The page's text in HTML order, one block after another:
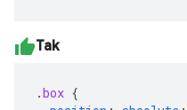
Tak
.box {